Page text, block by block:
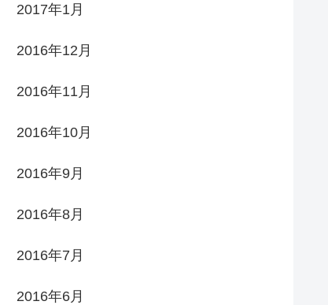
2017年1月
2016年12月
2016年11月
2016年10月
2016年9月
2016年8月
2016年7月
2016年6月